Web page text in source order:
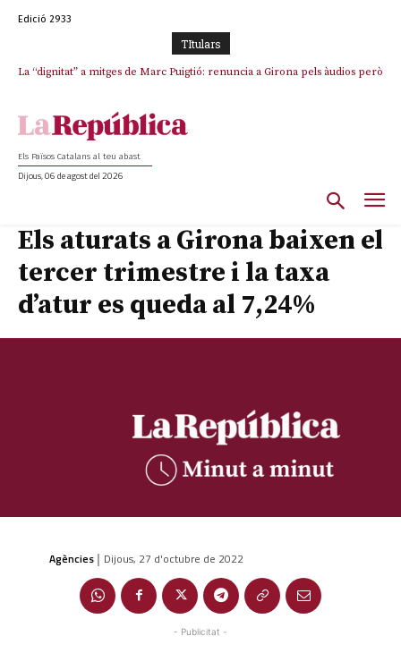
Edició 2933
TItulars
La “dignitat” a mitges de Marc Puigtió: renuncia a Girona pels àudios però
Junts exigeix que Catalunya quedi “fora” del repartiment dels menors
Els Països Catalans al teu abast
Dijous, 06 de agost del 2026
Els aturats a Girona baixen el
tercer trimestre i la taxa
d’atur es queda al 7,24%
Agències | Dijous, 27 d'octubre de 2022
- Publicitat -